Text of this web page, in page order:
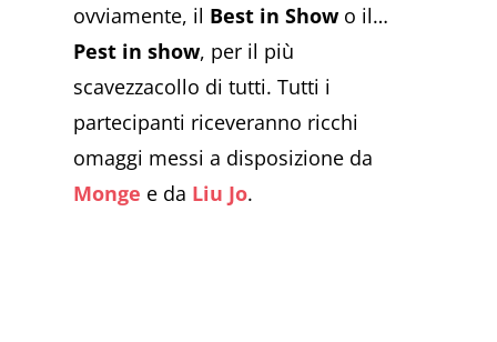
ovviamente, il Best in Showo il…
Pest in show, per il più
scavezzacollo di tutti. Tutti i
partecipanti riceveranno ricchi
omaggi messi a disposizione da
Monge e da Liu Jo.